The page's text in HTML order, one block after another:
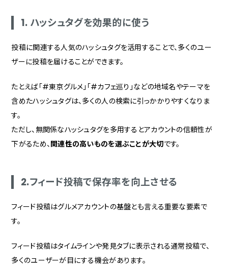
1. ハッシュタグを効果的に使う
投稿に関連する人気のハッシュタグを活用することで、多くのユー
ザーに投稿を届けることができます。
たとえば「#東京グルメ」「#カフェ巡り」などの地域名やテーマを
含めたハッシュタグは、多くの人の検索に引っかかりやすくなりま
す。
ただし、無関係なハッシュタグを多用するとアカウントの信頼性が
下がるため、関連性の高いものを選ぶことが大切です。
2.フィード投稿で保存率を向上させる
フィード投稿はグルメアカウントの基盤とも言える重要な要素で
す。
フィード投稿はタイムラインや発見タブに表示される通常投稿で、
多くのユーザーが目にする機会があります。